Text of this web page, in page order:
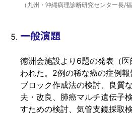
（九州・沖縄病理診断研究センター長/
一般演題
徳洲会施設より6題の発表（
われた。2例の稀な癌の症例
ブロック作成法の検討、良質
夫・改良、肺癌マルチ遺伝子
すための検討、気管支鏡採取